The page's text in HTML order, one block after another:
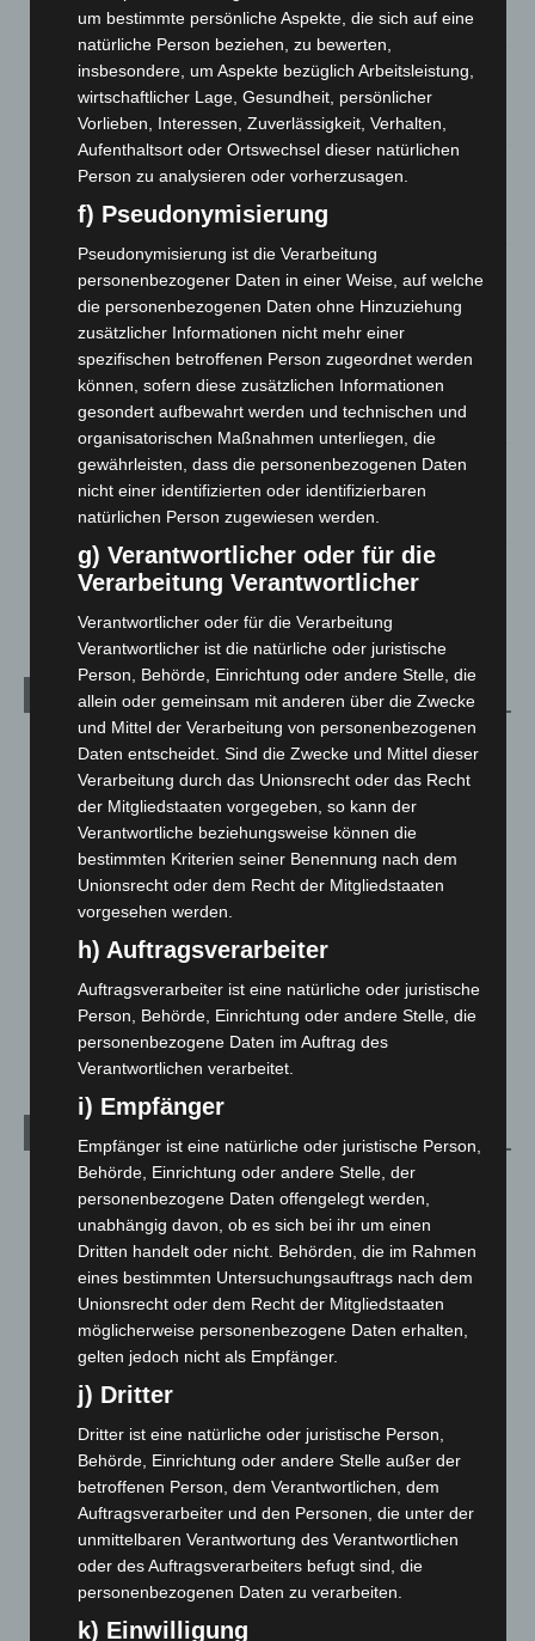
8. August 2026
Niedersachsen: Feuerwehrkräfte kehren nach
Waldbrandeinsatz aus Spanien zurück
7. August 2026
Hannover: Erste Tigermücken-Population in Niedersachsen
7. August 2026
Brand im „Haus der Begegnung“ in Neuwarmbüchen schnell
eingedämmt
6. August 2026
Region Hannover: 21 neue Notfallsanitäter starten beim
Roten Kreuz
5. August 2026
Mann läuft mit Hockeyschläger über A7 – Polizei sucht
Zeugen
5. August 2026
Celle: Mensch stirbt bei Bagger-Unfall auf Baustelle
Kategorien
Blaulicht
2.799
Corona-News
Hannover und Region
Langenhagen und Ortsteile
Leserbriefe
Menschen
Über uns
Veranstaltungen
1.888
August 2026(14)
Juli 2026(73)
Juni 2026(139)
Mai 2026
April 2026(99)
März 2026(115)
Februar 2026(109)
Januar 2026(122)
Dezember 2025(103)
November 2025(114)
Oktober 2025(112)
September 2025(93)
August 2025
(90)
um bestimmte persönliche Aspekte, die sich auf eine
natürliche Person beziehen, zu bewerten,
insbesondere, um Aspekte bezüglich Arbeitsleistung,
wirtschaftlicher Lage, Gesundheit, persönlicher
Vorlieben, Interessen, Zuverlässigkeit, Verhalten,
Aufenthaltsort oder Ortswechsel dieser natürlichen
Person zu analysieren oder vorherzusagen.
f) Pseudonymisierung
Pseudonymisierung ist die Verarbeitung
personenbezogener Daten in einer Weise, auf welche
die personenbezogenen Daten ohne Hinzuziehung
zusätzlicher Informationen nicht mehr einer
spezifischen betroffenen Person zugeordnet werden
können, sofern diese zusätzlichen Informationen
gesondert aufbewahrt werden und technischen und
organisatorischen Maßnahmen unterliegen, die
gewährleisten, dass die personenbezogenen Daten
nicht einer identifizierten oder identifizierbaren
natürlichen Person zugewiesen werden.
g) Verantwortlicher oder für die
Verarbeitung Verantwortlicher
Verantwortlicher oder für die Verarbeitung
Verantwortlicher ist die natürliche oder juristische
Person, Behörde, Einrichtung oder andere Stelle, die
allein oder gemeinsam mit anderen über die Zwecke
und Mittel der Verarbeitung von personenbezogenen
Daten entscheidet. Sind die Zwecke und Mittel dieser
Verarbeitung durch das Unionsrecht oder das Recht
der Mitgliedstaaten vorgegeben, so kann der
Verantwortliche beziehungsweise können die
bestimmten Kriterien seiner Benennung nach dem
Unionsrecht oder dem Recht der Mitgliedstaaten
vorgesehen werden.
h) Auftragsverarbeiter
Auftragsverarbeiter ist eine natürliche oder juristische
Person, Behörde, Einrichtung oder andere Stelle, die
personenbezogene Daten im Auftrag des
Verantwortlichen verarbeitet.
i) Empfänger
Empfänger ist eine natürliche oder juristische Person,
Behörde, Einrichtung oder andere Stelle, der
personenbezogene Daten offengelegt werden,
unabhängig davon, ob es sich bei ihr um einen
Dritten handelt oder nicht. Behörden, die im Rahmen
eines bestimmten Untersuchungsauftrags nach dem
Unionsrecht oder dem Recht der Mitgliedstaaten
möglicherweise personenbezogene Daten erhalten,
gelten jedoch nicht als Empfänger.
j) Dritter
Dritter ist eine natürliche oder juristische Person,
Behörde, Einrichtung oder andere Stelle außer der
betroffenen Person, dem Verantwortlichen, dem
Auftragsverarbeiter und den Personen, die unter der
unmittelbaren Verantwortung des Verantwortlichen
oder des Auftragsverarbeiters befugt sind, die
personenbezogenen Daten zu verarbeiten.
k) Einwilligung